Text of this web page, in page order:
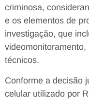
criminosa,
e os elementos de
investigação, que
técnicos.
Conforme a decisão
celular utilizado por